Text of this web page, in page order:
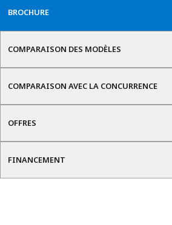
BROCHURE
COMPARAISON DES MODÈLES
COMPARAISON AVEC LA CONCURRENCE
OFFRES
FINANCEMENT